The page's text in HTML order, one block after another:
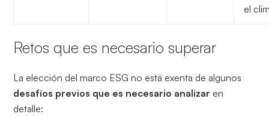
el
Retos que es necesario superar
La elección del marco ESG no está exenta de algunos
desafíos previos que es necesario analizar en
detalle: